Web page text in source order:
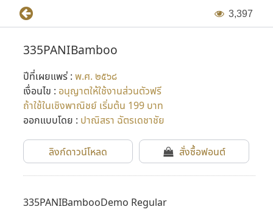
3,397
335PANIBamboo
ปีที่เผยแพร่ : พ.ศ. ๒๕๖๘
เงื่อนไข : อนุญาตให้ใช้งานส่วนตัวฟรี
ถ้าใช้ในเชิงพาณิชย์ เริ่มต้น 199 บาท
ออกแบบโดย : ปาณิสรา ฉัตรเดชาชัย
ลิงก์ดาวน์โหลด สั่งซื้อฟอนต์
335PANIBambooDemo Regular